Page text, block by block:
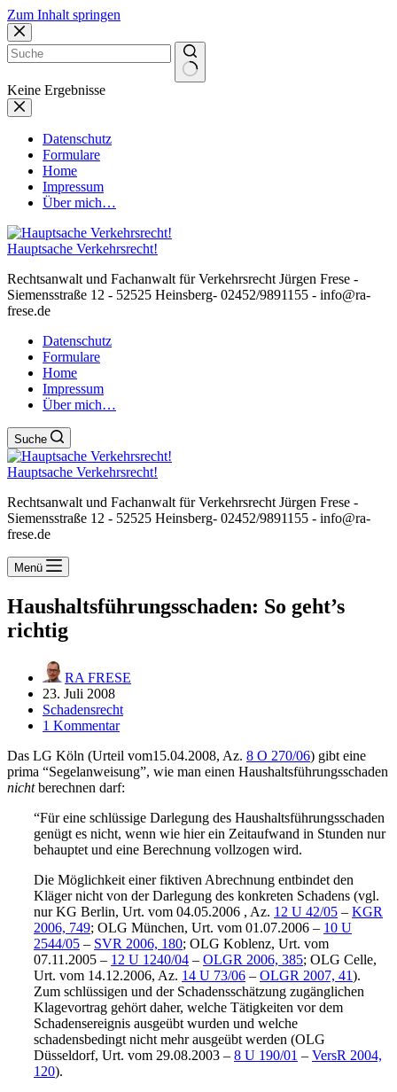
Zum Inhalt springen
Keine Ergebnisse
Datenschutz
Formulare
Home
Impressum
Über mich…
Hauptsache Verkehrsrecht!
Rechtsanwalt und Fachanwalt für Verkehrsrecht Jürgen Frese -
Siemensstraße 12 - 52525 Heinsberg- 02452/9891155 - info@ra-
frese.de
Datenschutz
Formulare
Home
Impressum
Über mich…
Suche
Hauptsache Verkehrsrecht!
Rechtsanwalt und Fachanwalt für Verkehrsrecht Jürgen Frese -
Siemensstraße 12 - 52525 Heinsberg- 02452/9891155 - info@ra-
frese.de
Menü
Haushaltsführungsschaden: So geht’s
richtig
RA FRESE
23. Juli 2008
Schadensrecht
1 Kommentar
Das LG Köln (Urteil vom15.04.2008, Az. 8 O 270/06) gibt eine
prima “Segelanweisung”, wie man einen Haushaltsführungsschaden
nichtberechnen darf:
“Für eine schlüssige Darlegung des Haushaltsführungsschaden
genügt es nicht, wenn wie hier ein Zeitaufwand in Stunden nur
behauptet und eine Berechnung vollzogen wird.
Die Möglichkeit einer fiktiven Abrechnung entbindet den
Kläger nicht von der Darlegung des konkreten Schadens (vgl.
nur KG Berlin, Urt. vom 04.05.2006 , Az. 12 U 42/05 – KGR
2006, 749; OLG München, Urt. vom 01.07.2006 – 10 U
2544/05 – SVR 2006, 180; OLG Koblenz, Urt. vom
07.11.2005 – 12 U 1240/04 – OLGR 2006, 385; OLG Celle,
Urt. vom 14.12.2006, Az. 14 U 73/06 – OLGR 2007, 41).
Zum schlüssigen und der Schadensschätzung zugänglichen
Klagevortrag gehört daher, welche Tätigkeiten vor dem
Schadensereignis ausgeübt wurden und welche
schadensbedingt nicht mehr ausgeübt werden (OLG
Düsseldorf, Urt. vom 29.08.2003 – 8 U 190/01 – VersR 2004,
120).